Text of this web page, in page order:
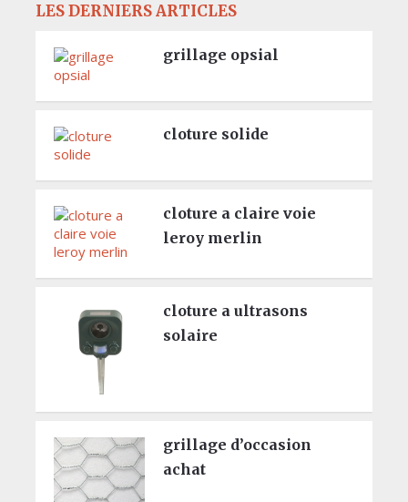
LES DERNIERS ARTICLES
grillage opsial
cloture solide
cloture a claire voie
leroy merlin
cloture a ultrasons
solaire
grillage d’occasion
achat